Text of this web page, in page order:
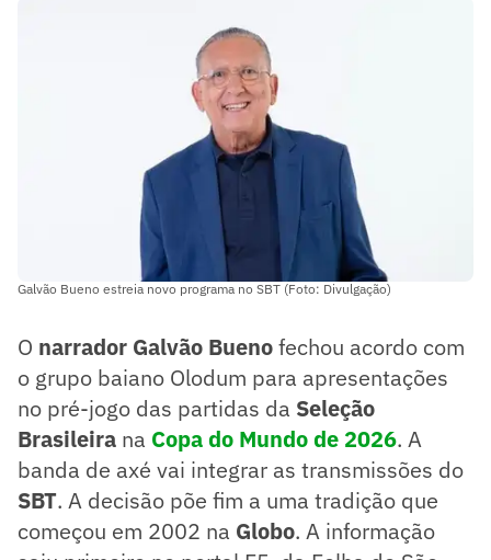
Galvão Bueno estreia novo programa no SBT (Foto: Divulgação)
O narrador Galvão Buenofechou acordo com
o grupo baiano Olodum para apresentações
no pré-jogo das partidas da Seleção
Brasileira na Copa do Mundo de 2026. A
banda de axé vai integrar as transmissões do
SBT. A decisão põe fim a uma tradição que
começou em 2002 na Globo. A informação